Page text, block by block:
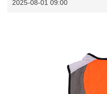
2025-08-01 09:00